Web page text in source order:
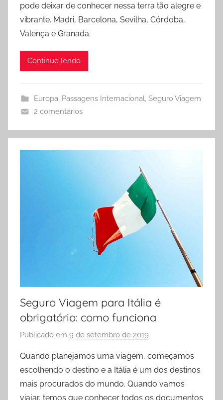
A
n
a
l
e
pode deixar de conhecer nessa terra tão alegre e
vibrante. Madri, Barcelona, Sevilha, Córdoba,
Valença e Granada.
Continue lendo
Europa Passagens Internacional Seguro Viagem
2 comentários
Seguro Viagem para Itália é
obrigatório: como funciona
Publicado em 9 de setembro de 2019
r
P
r
Quando planejamos uma viagem, começamos
escolhendo o destino e a Itália é um dos destinos
mais procurados do mundo. Quando vamos
viajar, temos que conhecer todos os documentos